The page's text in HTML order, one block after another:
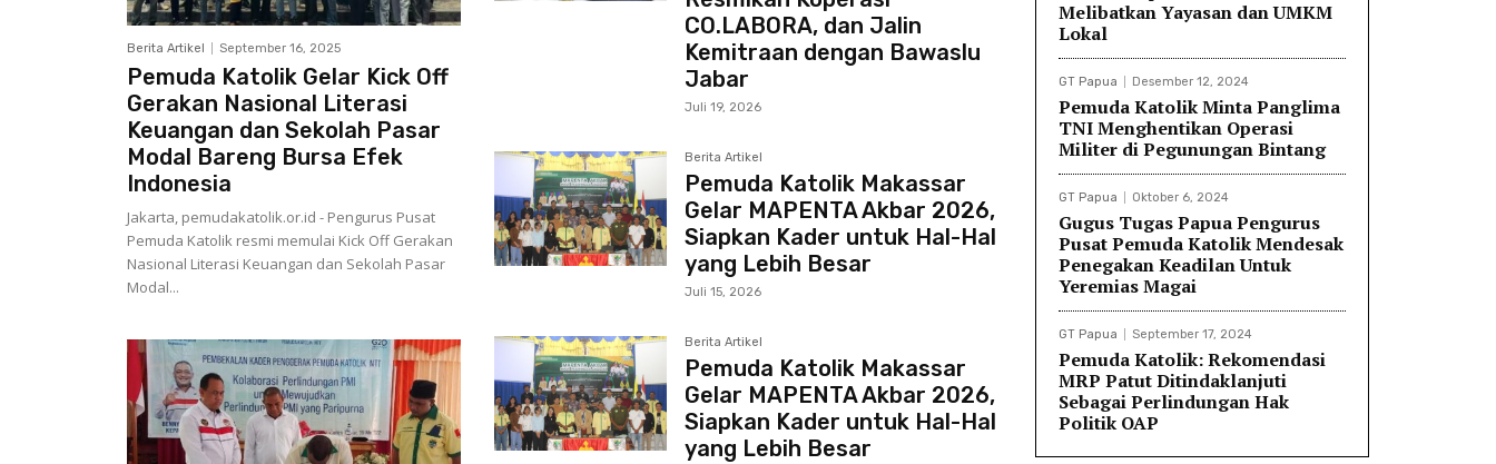
Berita Artikel September 16, 2025
Pemuda Katolik Gelar Kick Off
Gerakan Nasional Literasi
Keuangan dan Sekolah Pasar
Modal Bareng Bursa Efek
Indonesia
Jakarta, pemudakatolik.or.id - Pengurus Pusat
Pemuda Katolik resmi memulai Kick Off Gerakan
Nasional Literasi Keuangan dan Sekolah Pasar
Modal...
CO.LABORA, dan Jalin
Kemitraan dengan Bawaslu
Jabar
Juli 19, 2026
Berita Artikel
Pemuda Katolik Makassar
Gelar MAPENTA Akbar 2026,
Siapkan Kader untuk Hal-Hal
yang Lebih Besar
Juli 15, 2026
Berita Artikel
Pemuda Katolik Makassar
Gelar MAPENTA Akbar 2026,
Siapkan Kader untuk Hal-Hal
yang Lebih Besar
Melibatkan Yayasan dan UMKM
Lokal
GT Papua Desember 12, 2024
Pemuda Katolik Minta Panglima
TNI Menghentikan Operasi
Militer di Pegunungan Bintang
GT Papua Oktober 6, 2024
Gugus Tugas Papua Pengurus
Pusat Pemuda Katolik Mendesak
Penegakan Keadilan Untuk
Yeremias Magai
GT Papua September 17, 2024
Pemuda Katolik: Rekomendasi
MRP Patut Ditindaklanjuti
Sebagai Perlindungan Hak
Politik OAP